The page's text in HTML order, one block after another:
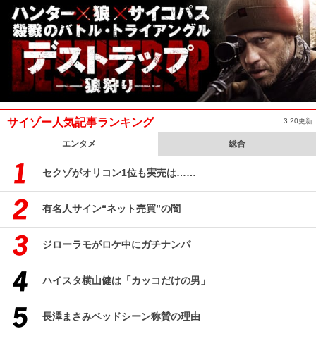
サイゾー人気記事ランキング 3:20更新
エンタメ 総合
セクゾがオリコン1位も実売は……
有名人サイン“ネット売買”の闇
ジローラモがロケ中にガチナンパ
ハイスタ横山健は「カッコだけの男」
長澤まさみベッドシーン称賛の理由